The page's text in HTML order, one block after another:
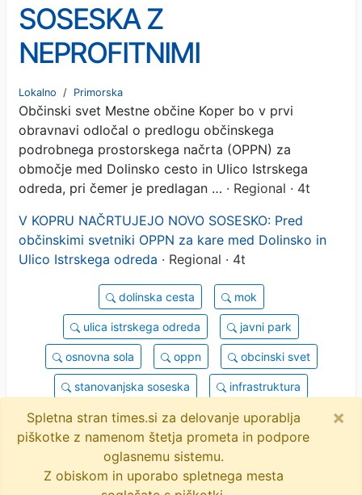
SOSESKA Z
NEPROFITNIMI
STANOVANJI: Pred
občinskimi svetniki OPPN
za kare med Dolinsko in
Ulico Istrskega odreda
Lokalno / Primorska
Občinski svet Mestne občine Koper bo v prvi
obravnavi odločal o predlogu občinskega
podrobnega prostorskega načrta (OPPN) za
območje med Dolinsko cesto in Ulico Istrskega
odreda, pri čemer je predlagan … · Regional · 4t
V KOPRU NAČRTUJEJO NOVO SOSESKO: Pred
občinskimi svetniki OPPN za kare med Dolinsko in
Ulico Istrskega odreda · Regional · 4t
dolinska cesta mok
ulica istrskega odreda javni park
osnovna sola oppn obcinski svet
stanovanjska soseska infrastruktura
objavi tvitaj
2 novici
Spletna stran times.si za delovanje uporablja
piškotke z namenom štetja prometa in podpore
oglasnemu sistemu.
Z obiskom in uporabo spletnega mesta
×